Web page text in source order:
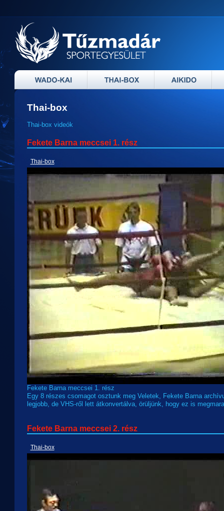
Thai-box
Thai-box videók
Fekete Barna meccsei 1. rész
Thai-box
Fekete Barna meccsei 1. rész
Egy 8 részes csomagot osztunk meg Veletek, Fekete Barna
legjobb, de VHS-ről lett átkonvertálva, örüljünk, hogy ez is
Fekete Barna meccsei 2. rész
Thai-box